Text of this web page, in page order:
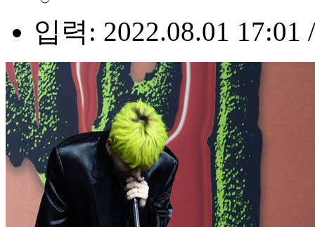
입력: 2022.08.01 17:01